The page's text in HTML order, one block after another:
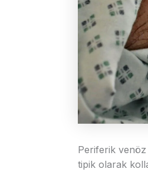
Periferik venöz
tipik olarak